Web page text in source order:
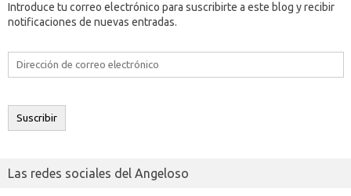
Introduce tu correo electrónico para suscribirte a este blog y recibir
notificaciones de nuevas entradas.
Dirección
electrónico
Suscribir
Las redes sociales del Angeloso